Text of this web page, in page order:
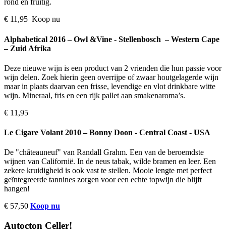
rond en fruitig.
€ 11,95 Koop nu
Alphabetical 2016 – Owl &Vine - Stellenbosch – Western Cape
– Zuid Afrika
Deze nieuwe wijn is een product van 2 vrienden die hun passie voor
wijn delen. Zoek hierin geen overrijpe of zwaar houtgelagerde wijn
maar in plaats daarvan een frisse, levendige en vlot drinkbare witte
wijn. Mineraal, fris en een rijk pallet aan smakenaroma’s.
€ 11,95
Le Cigare Volant 2010 – Bonny Doon - Central Coast - USA
De "châteauneuf" van Randall Grahm. Een van de beroemdste
wijnen van Californië. In de neus tabak, wilde bramen en leer. Een
zekere kruidigheid is ook vast te stellen. Mooie lengte met perfect
geïntegreerde tannines zorgen voor een echte topwijn die blijft
hangen!
€ 57,50 Koop nu
Autocton Celler!